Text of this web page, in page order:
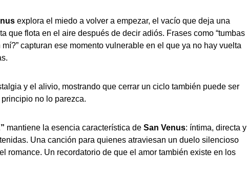
explora el miedo a volver a empezar, el vacío que deja una
que flota en el aire después de decir adiós. Frases como “tumbas
capturan ese momento vulnerable en el que ya no hay vuelta
y el alivio, mostrando que cerrar un ciclo también puede ser
no lo parezca.
mantiene la esencia característica de San Venus: íntima, directa y
Una canción para quienes atraviesan un duelo silencioso
romance. Un recordatorio de que el amor también existe en los